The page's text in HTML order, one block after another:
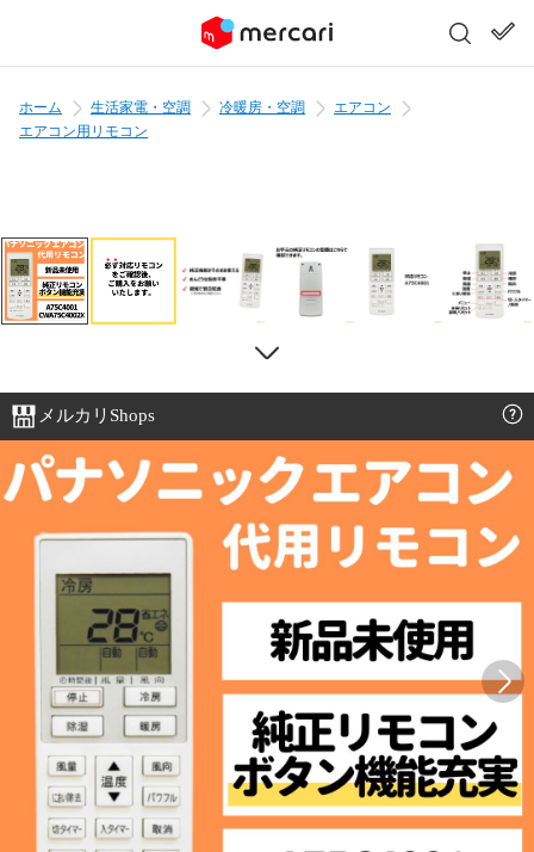
ホーム 生活家電・空調 冷暖房・空調
エアコン
エアコン用リモコン
メルカリShops